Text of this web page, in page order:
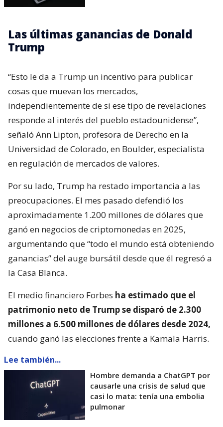
Las últimas ganancias de Donald
Trump
“Esto le da a Trump un incentivo para publicar
cosas que muevan los mercados,
independientemente de si ese tipo de revelaciones
responde al interés del pueblo estadounidense”,
señaló Ann Lipton, profesora de Derecho en la
Universidad de Colorado, en Boulder, especialista
en regulación de mercados de valores.
Por su lado, Trump ha restado importancia a las
preocupaciones. El mes pasado defendió los
aproximadamente 1.200 millones de dólares que
ganó en negocios de criptomonedas en 2025,
argumentando que “todo el mundo está obteniendo
ganancias” del auge bursátil desde que él regresó a
la Casa Blanca.
El medio financiero Forbes ha estimado que el
patrimonio neto de Trump se disparó de 2.300
millones a 6.500 millones de dólares desde 2024,
cuando ganó las elecciones frente a Kamala Harris.
Lee también...
Hombre demanda a ChatGPT por
causarle una crisis de salud que
casi lo mata: tenía una embolia
pulmonar